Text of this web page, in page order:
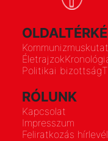
Életrajzok
Politikai bizottság
RÓLUNK
Kapcsolat
Impresszum
Feliratkozás